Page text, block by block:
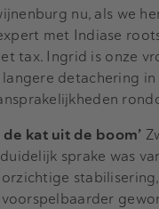
nu, als we
met Indiase
tax. Ingrid is onze
detachering
kat uit de boom’
sprake was